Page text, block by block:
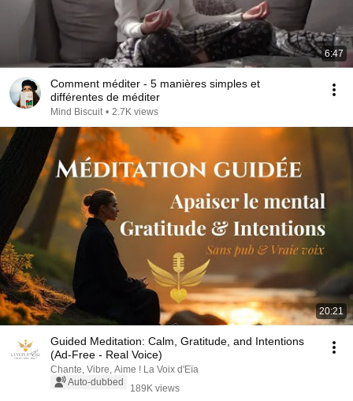
6:47
Comment méditer - 5 manières simples et
différentes de méditer
Mind Biscuit • 2.7K views
20:21
Guided Meditation: Calm, Gratitude, and Intentions
(Ad-Free - Real Voice)
Chante, Vibre, Aime ! La Voix d'Eïa
Auto-dubbed
189K views